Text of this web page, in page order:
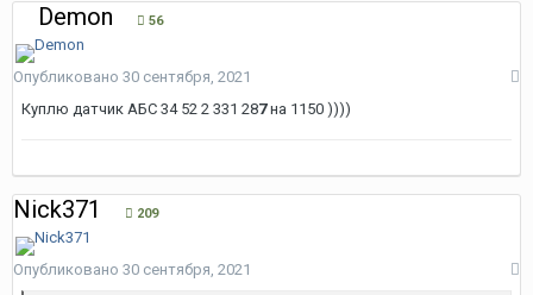
Demon 56
Опубликовано 30 сентября, 2021
Куплю датчик АБС 34 52 2 331 287на 1150 ))))
Nick371 209
Опубликовано 30 сентября, 2021